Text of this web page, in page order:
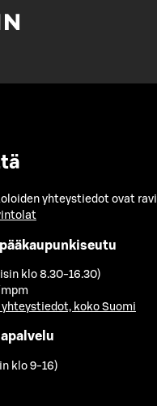
yhteystiedot ovat
klo 8.30-16.30)
koko Suomi
klo 9-16)